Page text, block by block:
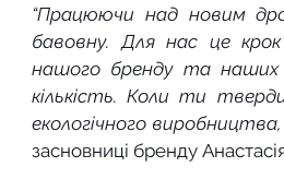
“Працюючи над новим
бавовну. Для нас це
нашого бренду та наших
кількість. Коли ти
екологічного
засновниці бренду